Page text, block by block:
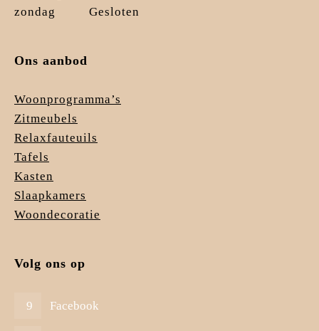
zondag
Gesloten
Ons aanbod
Woonprogramma’s
Zitmeubels
Relaxfauteuils
Tafels
Kasten
Slaapkamers
Woondecoratie
Volg ons op
Facebook